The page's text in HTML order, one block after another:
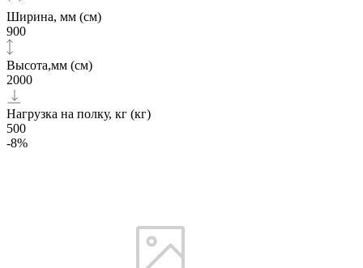
Ширина, мм (см)
900
Высота,мм (см)
2000
Нагрузка на полку, кг (кг)
500
-8%